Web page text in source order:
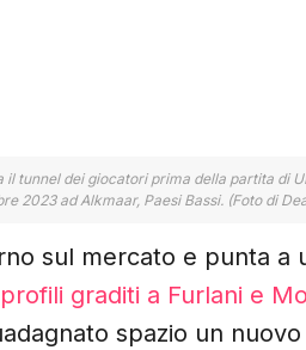
il tunnel dei giocatori prima della partita di
2023 ad Alkmaar, Paesi Bassi. (Foto di
sul mercato e punta a
profili graditi a Furlani e
spazio un